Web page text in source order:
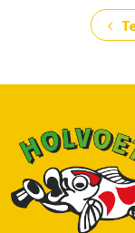
chevron_left